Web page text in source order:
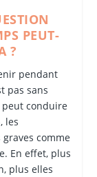
PEUT-
?
pendant
pas sans
conduire
les
comme
En effet, plus
plus elles